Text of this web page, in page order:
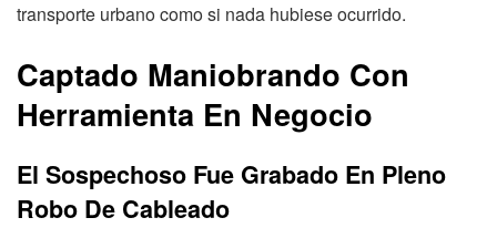
transporte urbano como si nada hubiese ocurrido.
Captado Maniobrando Con
Herramienta En Negocio
El Sospechoso Fue Grabado En Pleno
Robo De Cableado